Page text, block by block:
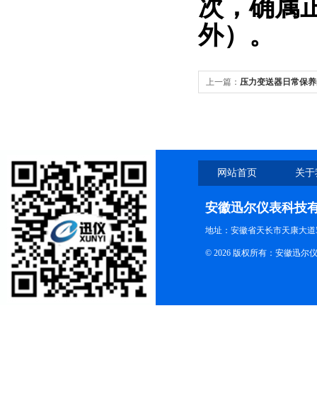
次，确属
外）。
上一篇： 压力变送器日常保
网站首页 关
安徽迅尔仪表科技
地址：安徽省天长市天康大道
© 2026 版权所有：安徽迅尔